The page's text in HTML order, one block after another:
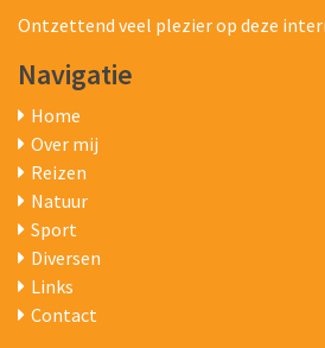
Ontzettend veel plezier op deze
Navigatie
Home
Over mij
Reizen
Natuur
Sport
Diversen
Links
Contact